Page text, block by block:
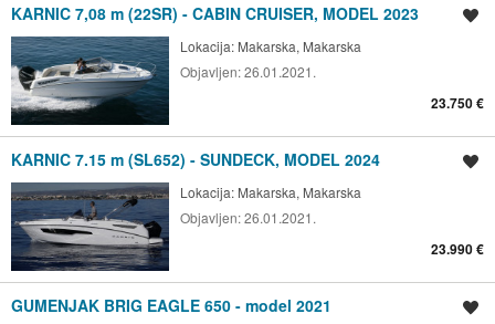
KARNIC 7,08 m (22SR) - CABIN CRUISER, MODEL 2023
Lokacija: Makarska, Makarska
Objavljen:26.01.2021.
23.750 €
KARNIC 7.15 m (SL652) - SUNDECK, MODEL 2024
Lokacija: Makarska, Makarska
Objavljen:26.01.2021.
23.990 €
GUMENJAK BRIG EAGLE 650 - model 2021